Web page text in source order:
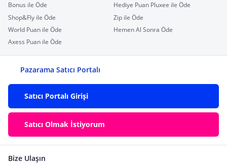
Bonus ile Öde
Hediye Puan Pluxee ile Öde
Shop&Fly ile Öde
Zip ile Öde
World Puan ile Öde
Hemen Al Sonra Öde
Axess Puan ile Öde
Pazarama Satıcı Portalı
Satıcı Portalı Girişi
Satıcı Olmak İstiyorum
Bize Ulaşın